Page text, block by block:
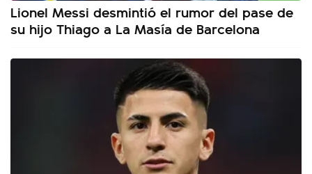
Lionel Messi desmintió el rumor del pase de
su hijo Thiago a La Masía de Barcelona